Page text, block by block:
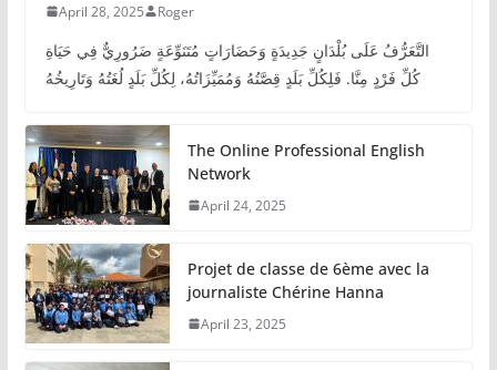
April 28, 2025 Roger
التَّعَرُّفُ عَلَى بُلْدَانٍ جَدِيدَةٍ وَحَضَارَاتٍ مُتَنَوِّعَةٍ ضَرُورِيٌّ فِي حَيَاةِ
كُلِّ فَرْدٍ مِنَّا. فَلِكُلِّ بَلَدٍ قِصَّتُهُ وَمُمَيِّزَاتُهُ، لِكُلِّ بَلَدٍ لُغَتُهُ وَتَارِيخُهُ
The Online Professional English
Network
April 24, 2025
Projet de classe de 6ème avec la
journaliste Chérine Hanna
April 23, 2025